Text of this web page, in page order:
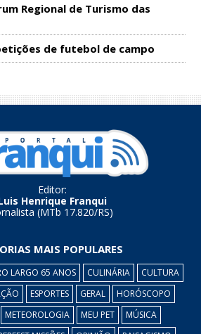
Regional de Turismo das
de futebol de campo
Editor:
Henrique Franqui
(MTb 17.820/RS)
MAIS POPULARES
LARGO 65 ANOS CULINÁRIA
CULTURA
ESPORTES GERAL
HORÓSCOPO
METEOROLOGIA MEU PET
MÚSICA